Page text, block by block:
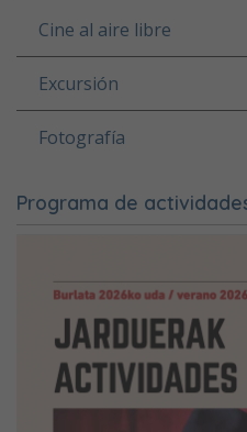
Cine al aire libre
Excursión
Fotografía
Programa de